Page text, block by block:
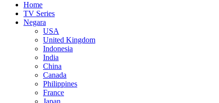
Home
TV Series
Negara
USA
United Kingdom
Indonesia
India
China
Canada
Philippines
France
Japan